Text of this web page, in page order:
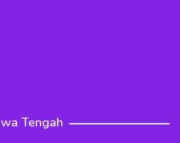
Tengah